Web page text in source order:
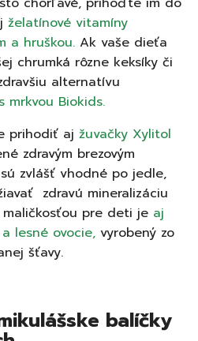
želatínové vitamíny
a hruškou. Ak vaše dieťa
chrumká rôzne keksíky či
alternatívu
mrkvou Biokids.
prihodiť aj žuvačky Xylitol
zdravým brezovým
zvlášť vhodné po jedle,
zdravú mineralizáciu
pre deti je aj
lesné ovocie, vyrobený zo
šťavy.
balíčky